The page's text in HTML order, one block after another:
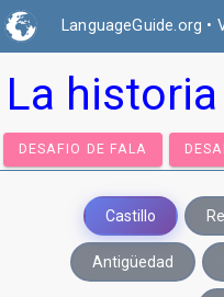
LanguageGuide.org •
La historia
DESAFIO DE FALA
Castillo
Antigüedad